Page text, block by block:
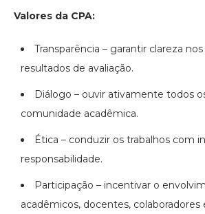
Valores da CPA:
Transparência – garantir clareza
resultados de avaliação.
Diálogo – ouvir ativamente todos
comunidade acadêmica.
Ética – conduzir os trabalhos com
responsabilidade.
Participação – incentivar o
acadêmicos, docentes,